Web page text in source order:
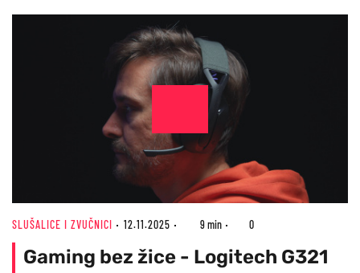
SLUŠALICE I ZVUČNICI 12.11.2025 9 min 0
Gaming bez žice - Logitech G321